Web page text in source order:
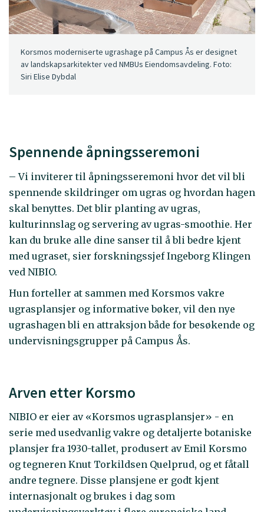
Korsmos moderniserte ugrashage på Campus Ås er designet
av landskapsarkitekter ved NMBUs Eiendomsavdeling. Foto:
Siri Elise Dybdal
Spennende åpningsseremoni
– Vi inviterer til åpningsseremoni hvor det vil bli
spennende skildringer om ugras og hvordan hagen
skal benyttes. Det blir planting av ugras,
kulturinnslag og servering av ugras-smoothie. Her
kan du bruke alle dine sanser til å bli bedre kjent
med ugraset, sier forskningssjef Ingeborg Klingen
ved NIBIO.
Hun forteller at sammen med Korsmos vakre
ugrasplansjer og informative bøker, vil den nye
ugrashagen bli en attraksjon både for besøkende og
undervisningsgrupper på Campus Ås.
Arven etter Korsmo
NIBIO er eier av «Korsmos ugrasplansjer» - en
serie med usedvanlig vakre og detaljerte botaniske
plansjer fra 1930-tallet, produsert av Emil Korsmo
og tegneren Knut Torkildsen Quelprud, og et fåtall
andre tegnere. Disse plansjene er godt kjent
internasjonalt og brukes i dag som